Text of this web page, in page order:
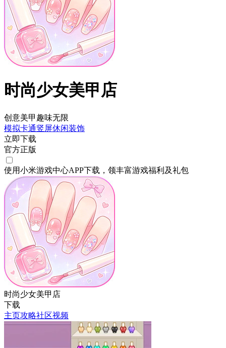
时尚少女美甲店
创意美甲趣味无限
模拟卡通竖屏休闲装饰
立即下载
官方正版
使用小米游戏中心APP下载 ，领丰富游戏福利 及礼包
时尚少女美甲店
下载
主页攻略社区视频